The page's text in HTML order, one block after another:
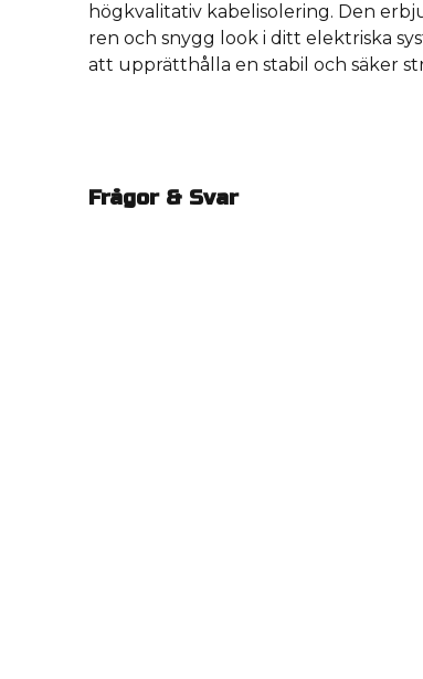
högkvalitativ kabelisolering. Den
ren och snygg look i ditt elektriska
att upprätthålla en stabil och säker
Frågor & Svar